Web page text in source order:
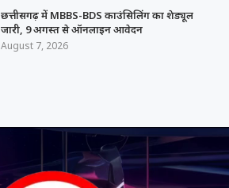
छत्तीसगढ़ में MBBS-BDS काउंसिलिंग का शेड्यूल
जारी, 9 अगस्त से ऑनलाइन आवेदन
August 7, 2026